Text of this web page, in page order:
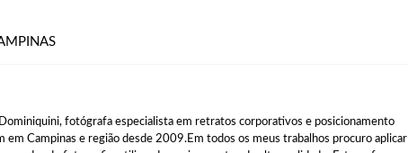
Dominiquini, fotógrafa especialista em retratos corporativos e posicionamento
em Campinas e região desde 2009.Em todos os meus trabalhos procuro aplicar